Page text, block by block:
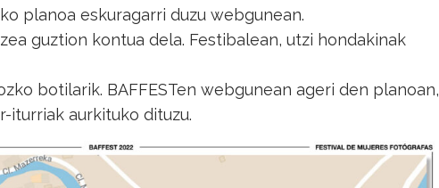
planoa eskuragarri duzu webgunean.
guztion kontua dela. Festibalean, utzi hondakinak
botilarik. BAFFESTen webgunean ageri den planoan,
iturriak aurkituko dituzu.